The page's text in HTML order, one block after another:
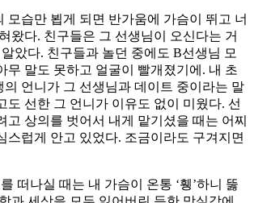
모습만 뵙게 되면 반가움에 가슴이 뛰고 너
왔다. 친구들은 그 선생님이 오신다는 거
았다. 친구들과 놀던 중에도 B선생님 모
무 말도 못하고 얼굴이 빨개졌기에. 내 초
의 언니가 그 선생님과 데이트 중이라는 말
도 선한 그 언니가 이유도 없이 미웠다. 선
고 상의를 벗어서 내게 맡기셨을 때는 어찌
스럽게 안고 있었다. 조금이라도 구겨지면
떠나실 때는 내 가슴이 온통 ‘휑’하니 뚫